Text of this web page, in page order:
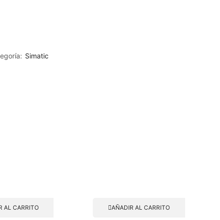
Simatic
AL CARRITO AÑADIR AL CARRITO